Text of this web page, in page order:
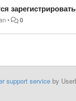
пишет ,Еmail в неправильном
• 0
support service by